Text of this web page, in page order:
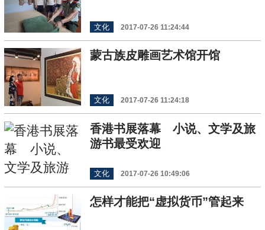
文化 2017-07-26 11:24:44
蒙古族皮雕画艺术馆开馆
文化 2017-07-26 11:24:18
香港书展落幕 小说、文学及旅
游书最受欢迎
文化 2017-07-26 10:49:06
怎样才能把“虚拟货币”管起来